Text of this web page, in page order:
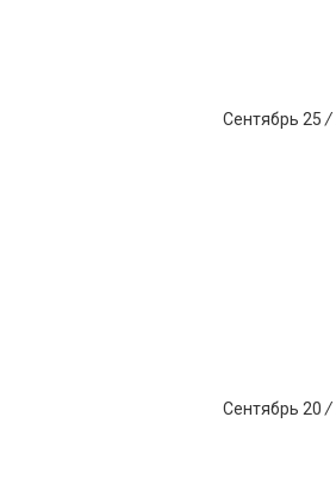
Сентябрь 25 /
Сентябрь 20 /